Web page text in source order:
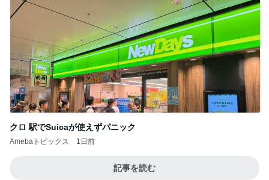
クロ 駅でSuicaが使えずパニック
Amebaトピックス 1日前
記事を読む